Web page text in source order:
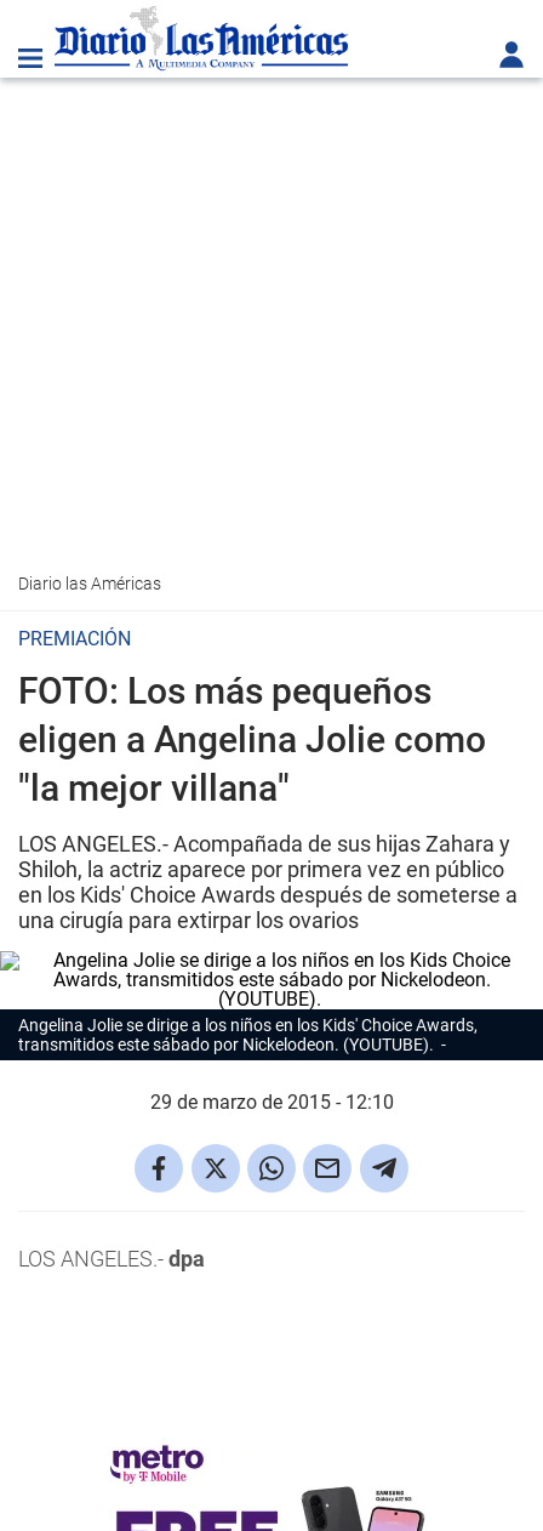
Diario las Américas
PREMIACIÓN
FOTO: Los más pequeños
eligen a Angelina Jolie como
"la mejor villana"
LOS ANGELES.- Acompañada de sus hijas Zahara y
Shiloh, la actriz aparece por primera vez en público
en los Kids' Choice Awards después de someterse a
una cirugía para extirpar los ovarios
Angelina Jolie se dirige a los niños en los Kids' Choice Awards,
transmitidos este sábado por Nickelodeon. (YOUTUBE).
29 de marzo de 2015 - 12:10
LOS ANGELES.-dpa